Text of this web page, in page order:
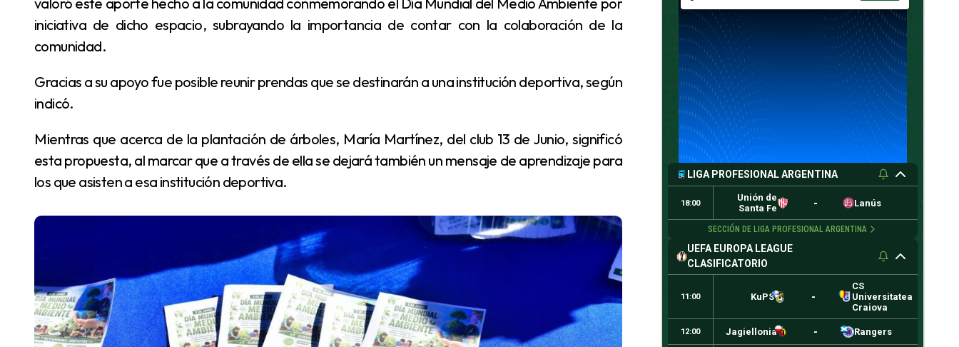
iniciativa de dicho espacio, subrayando la importancia de contar con la colaboración de la
comunidad.
Gracias a su apoyo fue posible reunir prendas que se destinarán a una institución deportiva, según
indicó.
Mientras que acerca de la plantación de árboles, María Martínez, del club 13 de Junio, significó
esta propuesta, al marcar que a través de ella se dejará también un mensaje de aprendizaje para
los que asisten a esa institución deportiva.